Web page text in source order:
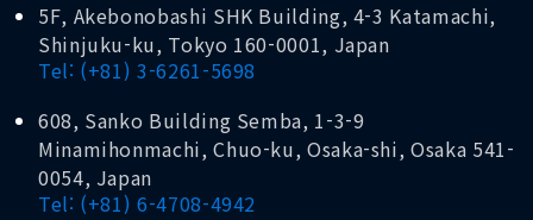
5F, Akebonobashi SHK Building, 4-3 Katamachi,
Shinjuku-ku, Tokyo 160-0001, Japan
Tel: (+81) 3-6261-5698
608, Sanko Building Semba, 1-3-9
Minamihonmachi, Chuo-ku, Osaka-shi, Osaka 541-
0054, Japan
Tel: (+81) 6-4708-4942